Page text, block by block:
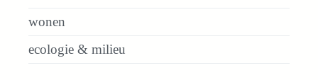
wonen
ecologie & milieu